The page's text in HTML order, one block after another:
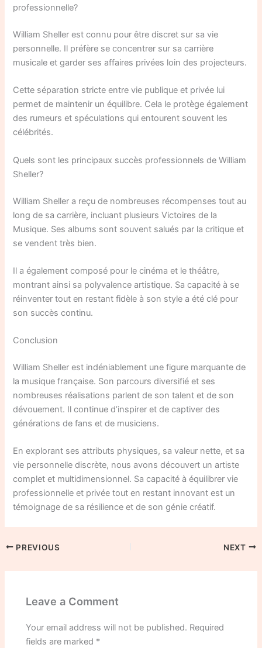
professionnelle?
William Sheller est connu pour être discret sur sa vie
personnelle. Il préfère se concentrer sur sa carrière
musicale et garder ses affaires privées loin des projecteurs.
Cette séparation stricte entre vie publique et privée lui
permet de maintenir un équilibre. Cela le protège également
des rumeurs et spéculations qui entourent souvent les
célébrités.
Quels sont les principaux succès professionnels de William
Sheller?
William Sheller a reçu de nombreuses récompenses tout au
long de sa carrière, incluant plusieurs Victoires de la
Musique. Ses albums sont souvent salués par la critique et
se vendent très bien.
Il a également composé pour le cinéma et le théâtre,
montrant ainsi sa polyvalence artistique. Sa capacité à se
réinventer tout en restant fidèle à son style a été clé pour
son succès continu.
Conclusion
William Sheller est indéniablement une figure marquante de
la musique française. Son parcours diversifié et ses
nombreuses réalisations parlent de son talent et de son
dévouement. Il continue d’inspirer et de captiver des
générations de fans et de musiciens.
En explorant ses attributs physiques, sa valeur nette, et sa
vie personnelle discrète, nous avons découvert un artiste
complet et multidimensionnel. Sa capacité à équilibrer vie
professionnelle et privée tout en restant innovant est un
témoignage de sa résilience et de son génie créatif.
PREVIOUS NEXT
Leave a Comment
Your email address will not be published. Required
fields are marked *